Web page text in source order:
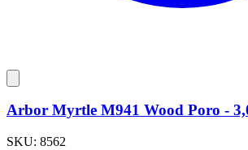
Arbor Myrtle M941 Wood Poro -
SKU: 8562